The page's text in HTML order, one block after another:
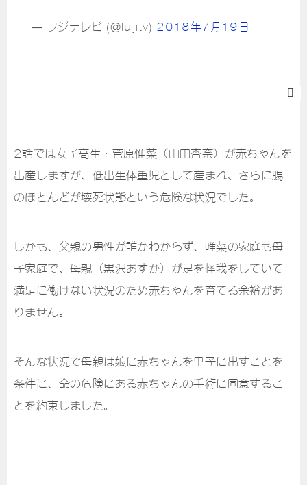
— フジテレビ (@fujitv) 2018年7月19日
2話では女子高生・菅原惟菜（山田杏奈）が赤ちゃんを
出産しますが、低出生体重児として産まれ、さらに腸
のほとんどが壊死状態という危険な状況でした。
しかも、父親の男性が誰かわからず、唯菜の家庭も母
子家庭で、母親（黒沢あすか）が足を怪我をしていて
満足に働けない状況のため赤ちゃんを育てる余裕があ
りません。
そんな状況で母親は娘に赤ちゃんを里子に出すことを
条件に、命の危険にある赤ちゃんの手術に同意するこ
とを約束しました。